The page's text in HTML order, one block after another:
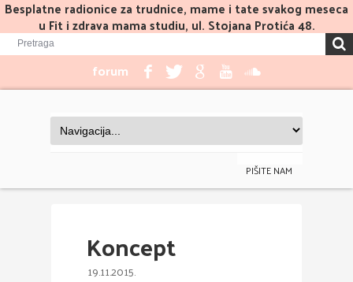
Besplatne radionice za trudnice, mame i tate svakog meseca
u Fit i zdrava mama studiu, ul. Stojana Protića 48.
forum
PIŠITE NAM
Koncept
19.11.2015.